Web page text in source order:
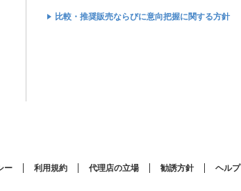
比較・推奨販売ならびに意向把握に関する方針
ー 利用規約 代理店の立場 勧誘方針 ヘルプ